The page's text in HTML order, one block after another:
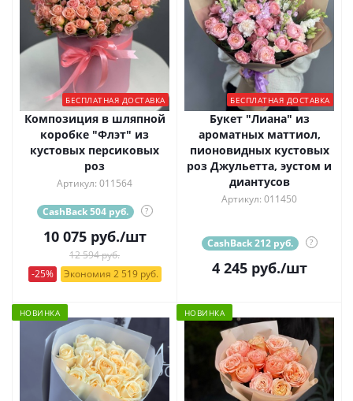
БЕСПЛАТНАЯ ДОСТАВКА
Композиция в шляпной
коробке "Флэт" из
кустовых персиковых
роз
Артикул: 011564
CashBack 504 руб. ?
10 075руб./шт
12 594 руб.
-25%
Экономия 2 519 руб.
БЕСПЛАТНАЯ ДОСТАВКА
Букет "Лиана" из
ароматных маттиол,
пионовидных кустовых
роз Джульетта, эустом и
диантусов
Артикул: 011450
CashBack 212 руб. ?
4 245руб./шт
НОВИНКА НОВИНКА